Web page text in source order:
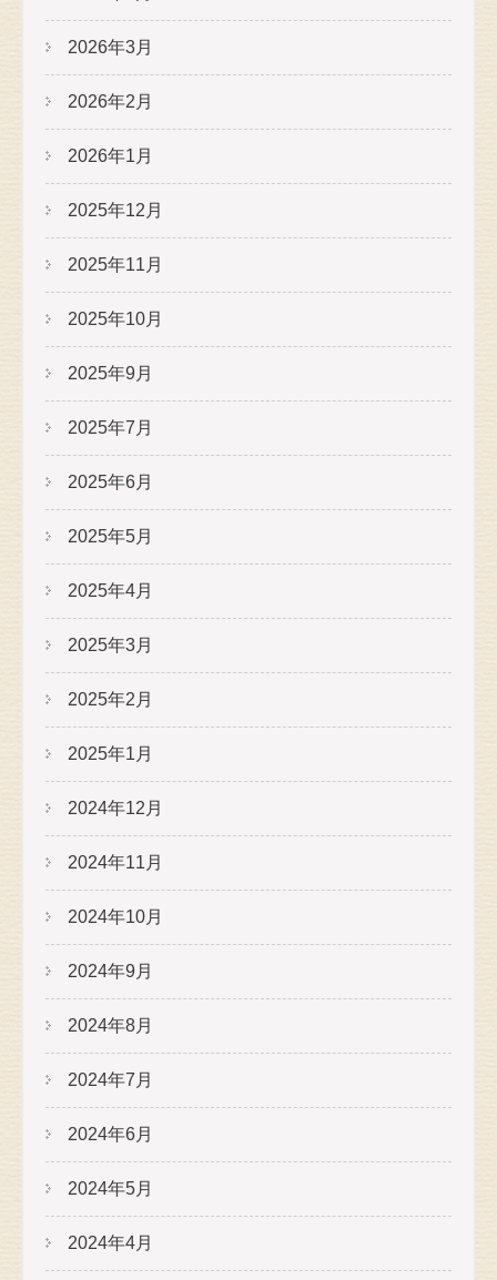
2026年3月
2026年2月
2026年1月
2025年12月
2025年11月
2025年10月
2025年9月
2025年7月
2025年6月
2025年5月
2025年4月
2025年3月
2025年2月
2025年1月
2024年12月
2024年11月
2024年10月
2024年9月
2024年8月
2024年7月
2024年6月
2024年5月
2024年4月